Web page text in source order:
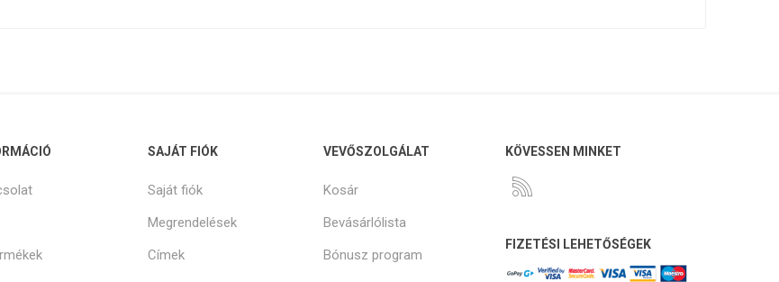
SAJÁT FIÓK
Saját fiók
Megrendelések
Címek
VEVŐSZOLGÁLAT
Kosár
Bevásárlólista
Bónusz program
KÖVESSEN MINKET
FIZETÉSI LEHETŐSÉGEK